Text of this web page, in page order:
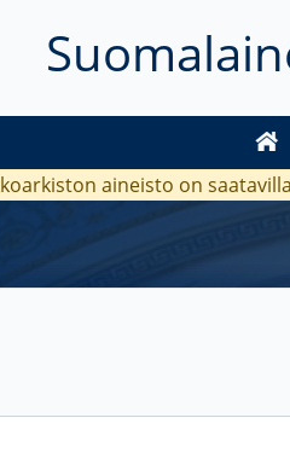
aineisto on